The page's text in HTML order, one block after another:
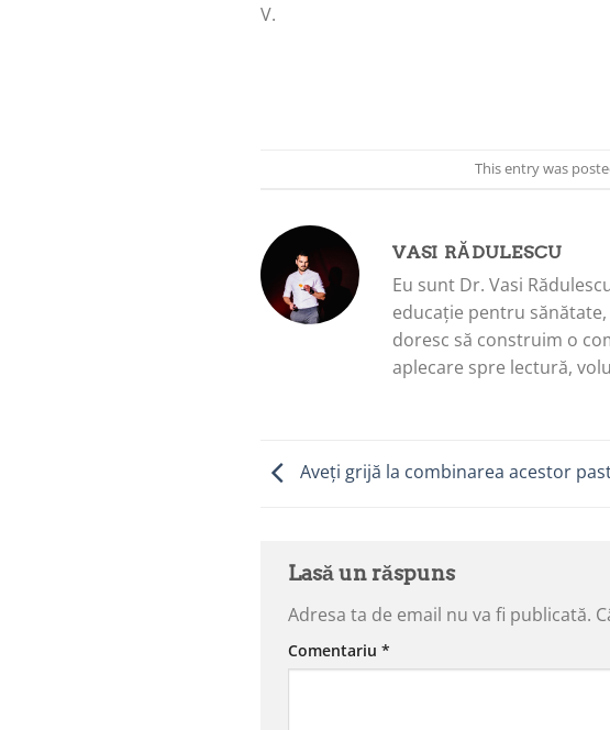
V.
This entry was
VASI RĂDULESCU
Eu sunt Dr. Vasi
educație pentru
doresc să construim o
aplecare spre lectură,
Aveți grijă la combinarea acestor
Lasă un răspuns
Adresa ta de email nu va fi publicată.
Comentariu *